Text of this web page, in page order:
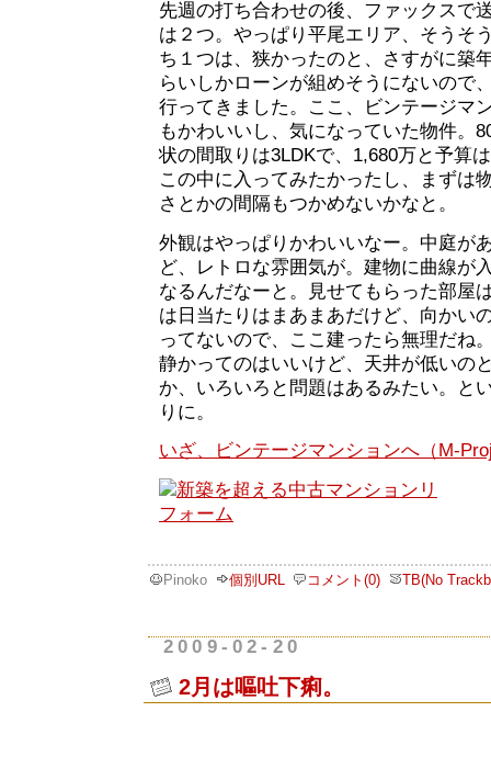
先週の打ち合わせの後、ファックスで
は２つ。やっぱり平尾エリア、そうそ
ち１つは、狭かったのと、さすがに築
らいしかローンが組めそうにないので
行ってきました。ここ、ビンテージマ
もかわいいし、気になっていた物件。
状の間取りは3LDKで、1,680万と予算
この中に入ってみたかったし、まずは
さとかの間隔もつかめないかなと。
外観はやっぱりかわいいなー。中庭が
ど、レトロな雰囲気が。建物に曲線が
なるんだなーと。見せてもらった部屋
は日当たりはまあまあだけど、向かい
ってないので、ここ建ったら無理だね
静かってのはいいけど、天井が低いの
か、いろいろと問題はあるみたい。と
りに。
いざ、ビンテージマンションへ（M-
Pinoko 個別URL コメント(0) TB(No
2009-02-20
2月は嘔吐下痢。